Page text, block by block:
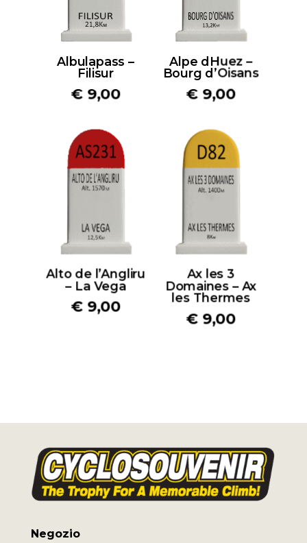
Albulapass –
Filisur
€ 9,00
Alpe dHuez –
Bourg d’Oisans
€ 9,00
Alto de l’Angliru
– La Vega
€ 9,00
Ax les 3
Domaines – Ax
les Thermes
€ 9,00
Negozio